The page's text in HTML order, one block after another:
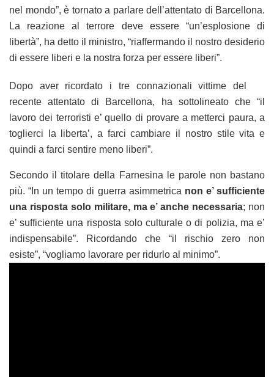
nel mondo”, è tornato a parlare dell’attentato di Barcellona.
La reazione al terrore deve essere “un’esplosione di
libertà”, ha detto il ministro, “riaffermando il nostro desiderio
di essere liberi e la nostra forza per essere liberi”.
Dopo aver ricordato i tre connazionali vittime del
recente attentato di Barcellona, ha sottolineato che “il
lavoro dei terroristi e’ quello di provare a metterci paura, a
toglierci la liberta’, a farci cambiare il nostro stile vita e
quindi a farci sentire meno liberi”.
Secondo il titolare della Farnesina le parole non bastano
più. “In un tempo di guerra asimmetrica non e’ sufficiente
una risposta solo militare, ma e’ anche necessaria; non
e’ sufficiente una risposta solo culturale o di polizia, ma e’
indispensabile”. Ricordando che “il rischio zero non
esiste”, “vogliamo lavorare per ridurlo al minimo”.